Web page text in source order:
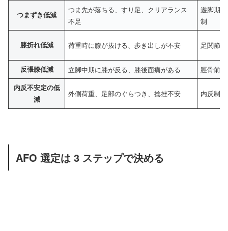
つまずき低減
つま先が落ちる、すり足、クリアランス
不足
遊脚期
制
膝折れ低減 荷重時に膝が抜ける、歩き出しが不安 足関節
反張膝低減 立脚中期に膝が反る、膝後面痛がある 脛骨前
内反不安定の低
減
外側荷重、足部のぐらつき、捻挫不安 内反制
AFO 選定は 3 ステップで決める